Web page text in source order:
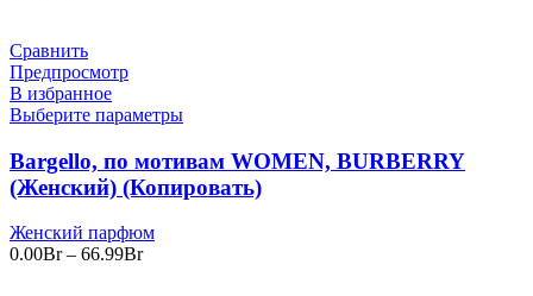
Сравнить
Предпросмотр
В избранное
Выберите параметры
Bargello, по мотивам WOMEN, BURBERRY
(Женский) (Копировать)
Женский парфюм
0.00Br – 66.99BrДиапазон